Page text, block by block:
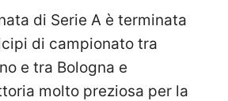
di Serie A è terminata
di campionato tra
e tra Bologna e
molto preziosa per la